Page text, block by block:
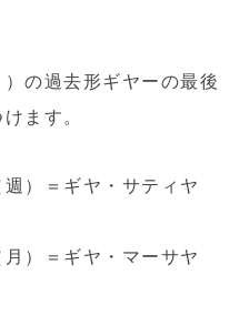
の過去形ギヤーの最後
ます。
）＝ギヤ・サティヤ
）＝ギヤ・マーサヤ